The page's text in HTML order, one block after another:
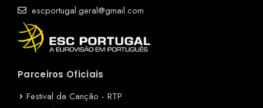
escportugal.geral@gmail.com
Parceiros Oficiais
Festival da Canção - RTP